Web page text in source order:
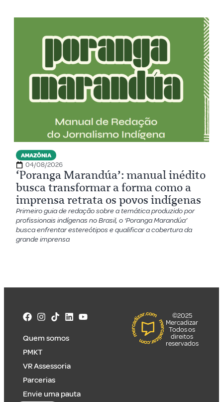
AMAZÔNIA
04/08/2026
‘Poranga Marandúa’: manual inédito
busca transformar a forma como a
imprensa retrata os povos indígenas
Primeiro guia de redação sobre a temática produzido por
profissionais indígenas no Brasil, o ‘Poranga Marandúa’
busca enfrentar estereótipos e qualificar a cobertura da
grande imprensa
Quem somos
PMKT
VR Assessoria
Parcerias
Envie uma pauta
©2025
Mercadizar
Todos os
direitos
reservados